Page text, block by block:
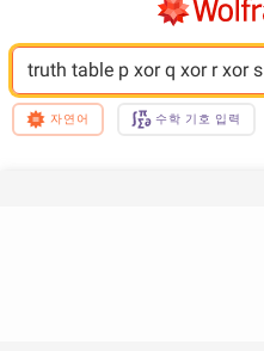
truth table p xor q xor r xor s
자연어 수학 기호 입력